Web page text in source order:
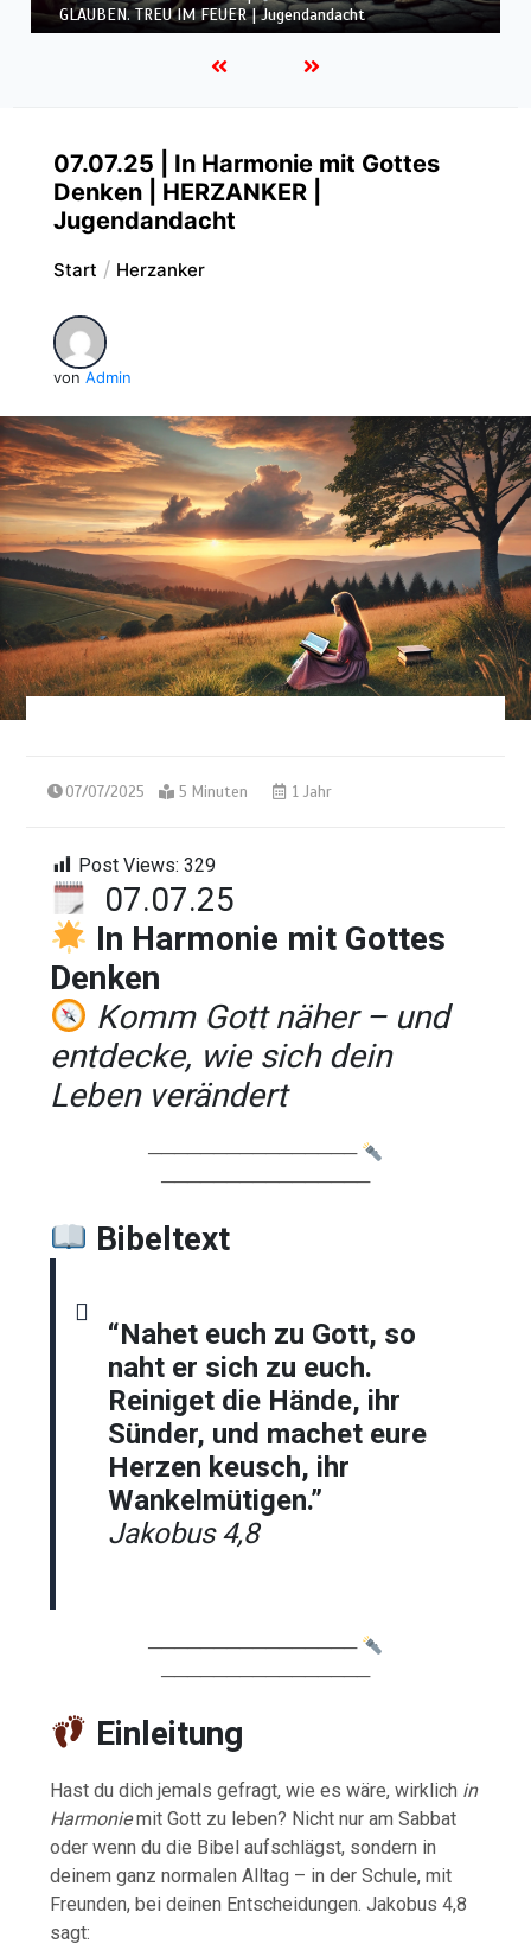
GLAUBEN. TREU IM FEUER | Jugendandacht
07.07.25 | In Harmonie mit Gottes
Denken | HERZANKER |
Jugendandacht
Start Herzanker
von Admin
07/07/2025 5 Minuten 1 Jahr
Post Views: 329
07.07.25
In Harmonie mit Gottes
Denken
Komm Gott näher – und
entdecke, wie sich dein
Leben verändert
────────────────
────────────────
Bibeltext
“Nahet euch zu Gott, so
naht er sich zu euch.
Reiniget die Hände, ihr
Sünder, und machet eure
Herzen keusch, ihr
Wankelmütigen.”
Jakobus 4,8
────────────────
────────────────
Einleitung
Hast du dich jemals gefragt, wie es wäre, wirklich in
Harmoniemit Gott zu leben? Nicht nur am Sabbat
oder wenn du die Bibel aufschlägst, sondern in
deinem ganz normalen Alltag – in der Schule, mit
Freunden, bei deinen Entscheidungen. Jakobus 4,8
sagt: